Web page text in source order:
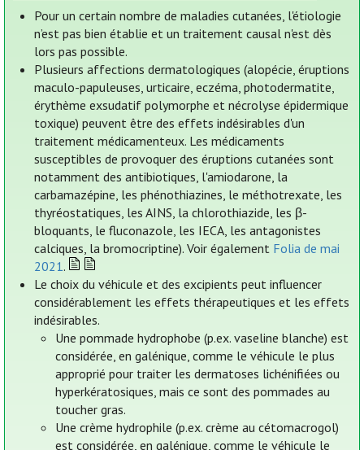
Pour un certain nombre de maladies cutanées, l'étiologie
n’est pas bien établie et un traitement causal n'est dès
lors pas possible.
Plusieurs affections dermatologiques (alopécie, éruptions
maculo-papuleuses, urticaire, eczéma, photodermatite,
érythème exsudatif polymorphe et nécrolyse épidermique
toxique) peuvent être des effets indésirables d'un
traitement médicamenteux. Les médicaments
susceptibles de provoquer des éruptions cutanées sont
notamment des antibiotiques, l'amiodarone, la
carbamazépine, les phénothiazines, le méthotrexate, les
thyréostatiques, les AINS, la chlorothiazide, les β-
bloquants, le fluconazole, les IECA, les antagonistes
calciques, la bromocriptine). Voir également Folia de mai
2021.
Le choix du véhicule et des excipients peut influencer
considérablement les effets thérapeutiques et les effets
indésirables.
Une pommade hydrophobe (p.ex. vaseline blanche) est
considérée, en galénique, comme le véhicule le plus
approprié pour traiter les dermatoses lichénifiées ou
hyperkératosiques, mais ce sont des pommades au
toucher gras.
Une crème hydrophile (p.ex. crème au cétomacrogol)
est considérée, en galénique, comme le véhicule le